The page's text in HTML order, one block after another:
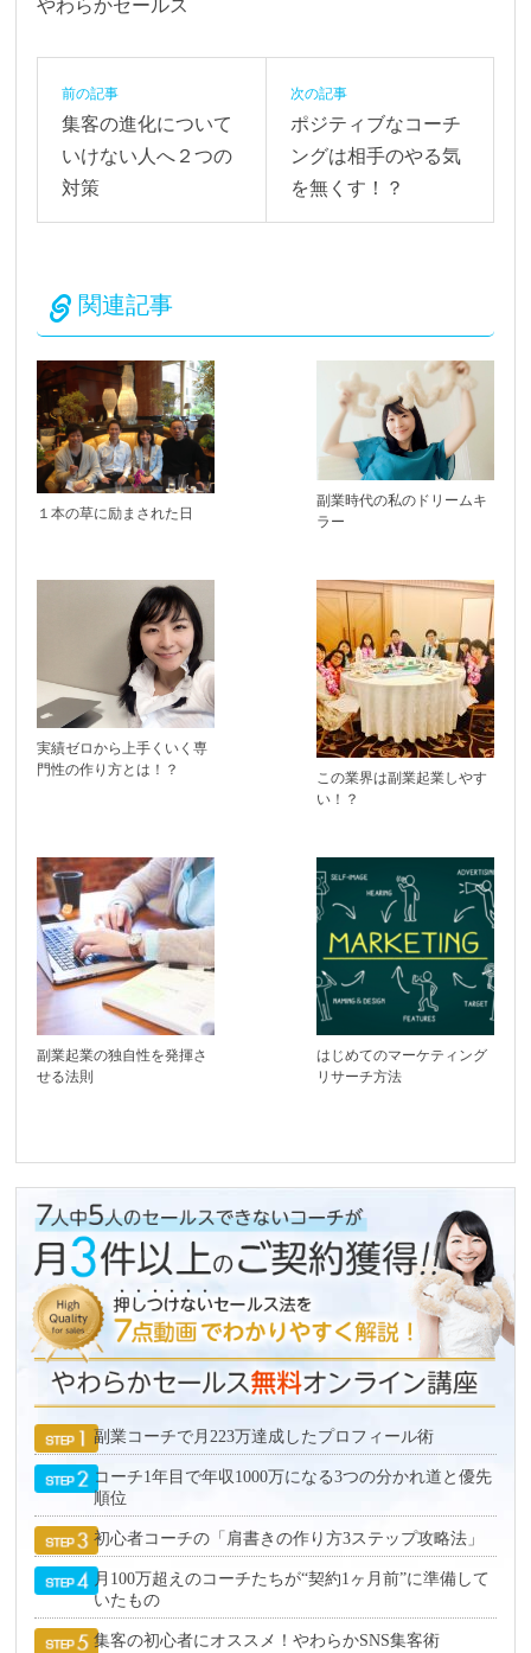
やわらかセールス
前の記事
集客の進化について
いけない人へ２つの
対策
次の記事
ポジティブなコーチ
ングは相手のやる気
を無くす！？
関連記事
１本の草に励まされた日
副業時代の私のドリームキ
ラー
実績ゼロから上手くいく専
門性の作り方とは！？
この業界は副業起業しやす
い！？
副業起業の独自性を発揮さ
せる法則
はじめてのマーケティング
リサーチ方法
副業コーチで月223万達成したプロフィール術
コーチ1年目で年収1000万になる3つの分かれ道と優先
順位
初心者コーチの「肩書きの作り方3ステップ攻略法」
月100万超えのコーチたちが“契約1ヶ月前”に準備して
いたもの
集客の初心者にオススメ！やわらかSNS集客術